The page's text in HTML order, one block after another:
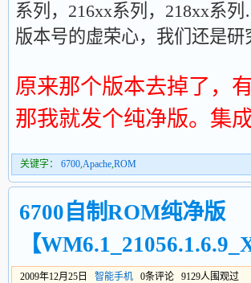
系列，216xx系列，218xx系
版本号的虚荣心，我们还是
原来那个版本去掉了，
那我就发个纯净版。集
关键字： 6700,Apache,ROM
6700自制ROM纯净版
【
2009年12月25日 智能手机 0条评论 9129人围观过